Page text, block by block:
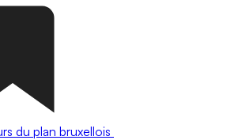
du plan bruxellois